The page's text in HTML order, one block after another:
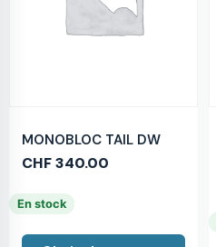
MONOBLOC TAIL DW
CHF340.00
En stock